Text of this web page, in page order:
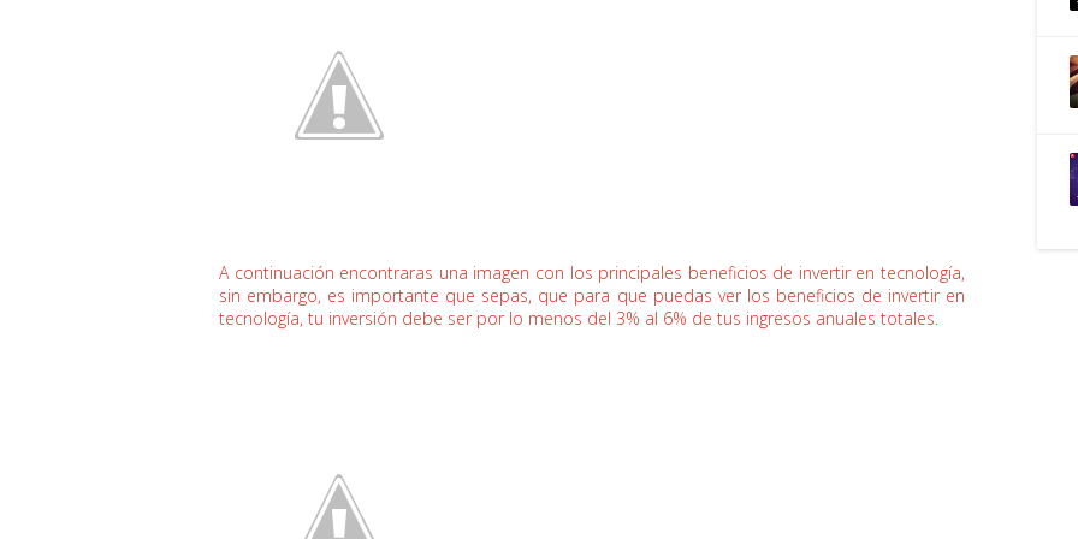
A continuación encontraras una imagen con los principales beneficios de invertir en tecnología,
sin embargo, es importante que sepas, que para que puedas ver los beneficios de invertir en
tecnología, tu inversión debe ser por lo menos del 3% al 6% de tus ingresos anuales totales.